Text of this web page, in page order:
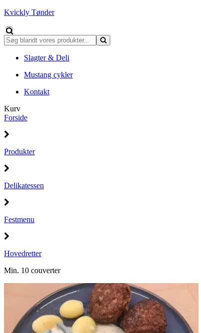
Kvickly Tønder
Slagter & Deli
Mustang cykler
Kontakt
Kurv
Forside
Produkter
Delikatessen
Festmenu
Hovedretter
Min. 10 couverter